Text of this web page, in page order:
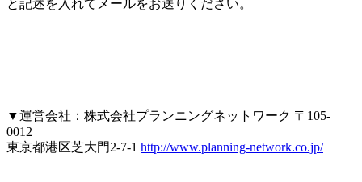
と記述を入れてメールをお送りください。
▼運営会社：株式会社プランニングネットワーク 〒105-
0012
東京都港区芝大門2-7-1 http://www.planning-network.co.jp/